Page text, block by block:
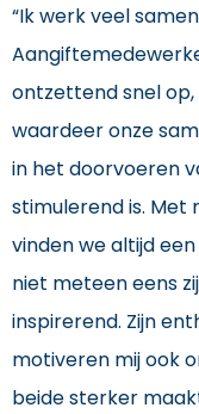
“Ik werk veel
ontzettend snel
waardeer onze
in het doorvoeren
stimulerend is. Met
vinden we altijd
niet meteen eens
inspirerend. Zijn
motiveren mij ook
beide sterker